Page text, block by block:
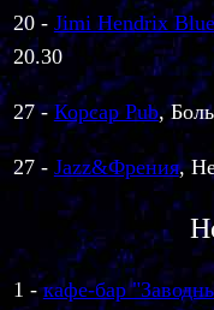
20 - Jimi Hendrix
20.30
27 -Корсар Pub,
27 - Jazz&Френия,
1 -кафе-бар